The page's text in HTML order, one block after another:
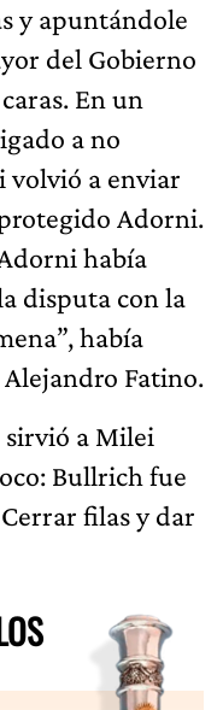
y apuntándole
del Gobierno
En un
a no
a enviar
Adorni.
había
disputa con la
había
Fatino.
sirvió a Milei
Bullrich fue
filas y dar